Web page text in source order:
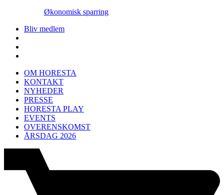
Økonomisk sparring
Bliv medlem
OM HORESTA
KONTAKT
NYHEDER
PRESSE
HORESTA PLAY
EVENTS
OVERENSKOMST
ÅRSDAG 2026